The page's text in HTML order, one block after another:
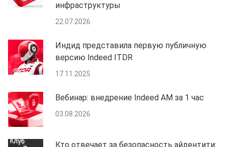
инфраструктуры
22.07.2026
Индид представила первую публичную
версию Indeed ITDR
17.11.2025
Вебинар: внедрение Indeed AM за 1 час
03.08.2026
Кто отвечает за безопасность айдентити: